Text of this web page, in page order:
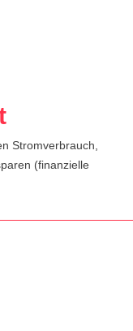
Stromverbrauch,
(finanzielle